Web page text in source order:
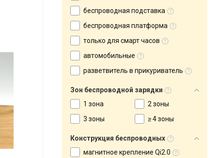
беспроводная подставка
беспроводная платформа
только для смарт часов
автомобильные
разветвитель в прикуриватель
Зон беспроводной зарядки
1 зона
2 зоны
3 зоны
≥ 4 зоны
Конструкция беспроводных
магнитное крепление Qi2.0